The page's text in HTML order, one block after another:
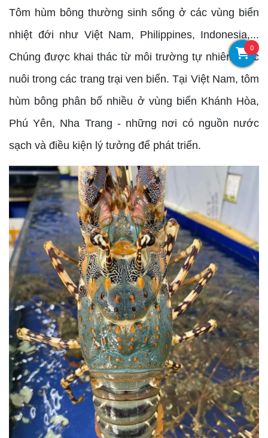
Tôm hùm bông thường sinh sống ở các vùng biển
nhiệt đới như Việt Nam, Philippines, Indonesia,...
Chúng được khai thác từ môi trường tự nhiên hoặc
nuôi trong các trang trại ven biển. Tại Việt Nam, tôm
hùm bông phân bố nhiều ở vùng biển Khánh Hòa,
Phú Yên, Nha Trang - những nơi có nguồn nước
sạch và điều kiện lý tưởng để phát triển.
0